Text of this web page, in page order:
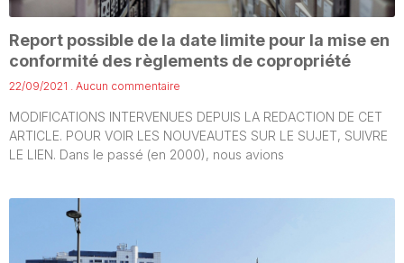
Report possible de la date limite pour la mise en
conformité des règlements de copropriété
22/09/2021 Aucun commentaire
MODIFICATIONS INTERVENUES DEPUIS LA REDACTION DE CET
ARTICLE. POUR VOIR LES NOUVEAUTES SUR LE SUJET, SUIVRE
LE LIEN. Dans le passé (en 2000), nous avions